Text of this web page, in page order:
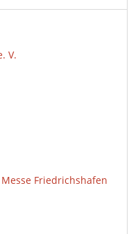
V.
Messe Friedrichshafen